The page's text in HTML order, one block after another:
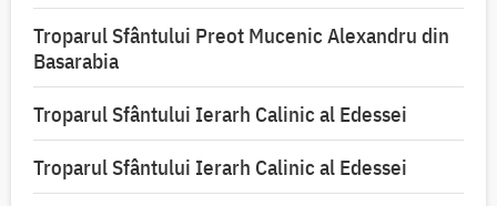
Troparul Sfântului Preot Mucenic Alexandru din
Basarabia
Troparul Sfântului Ierarh Calinic al Edessei
Troparul Sfântului Ierarh Calinic al Edessei